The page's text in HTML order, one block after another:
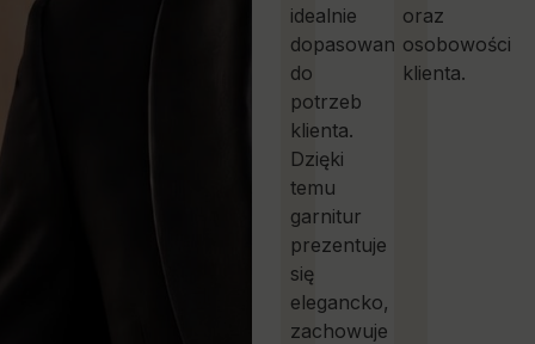
idealnie
dopasowane
do
potrzeb
klienta.
Dzięki
temu
garnitur
prezentuje
się
elegancko,
zachowuje
oraz
osobowości
klienta.